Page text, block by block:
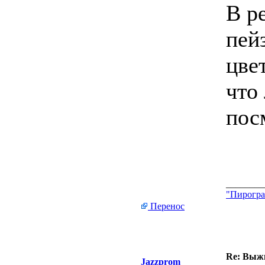
В
Перенос
Jazzprom
Re: